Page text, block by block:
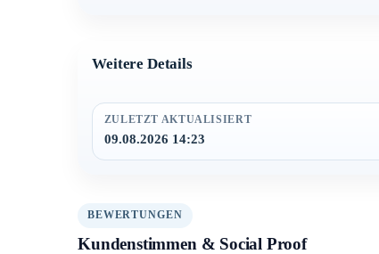
Weitere Details
ZULETZT AKTUALISIERT
09.08.2026 14:23
BEWERTUNGEN
Kundenstimmen & Social Proof